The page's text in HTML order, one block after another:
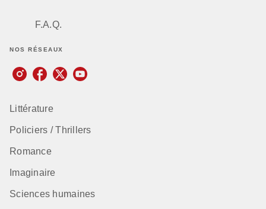
F.A.Q.
NOS RÉSEAUX
Littérature
Policiers / Thrillers
Romance
Imaginaire
Sciences humaines